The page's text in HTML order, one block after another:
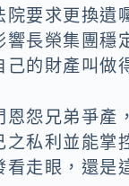
院要求更換
長榮集團穩
的財產叫做
怨兄弟爭產
私利並能掌
走眼，還是